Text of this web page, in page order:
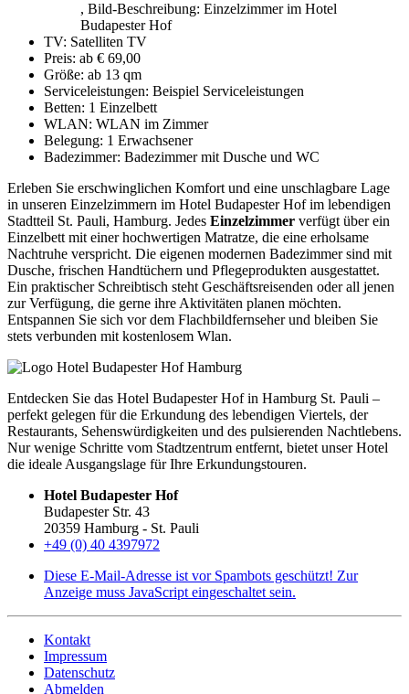
, Bild-Beschreibung: Einzelzimmer im Hotel
Budapester Hof
TV: Satelliten TV
Preis: ab € 69,00
Größe: ab 13 qm
Serviceleistungen: Beispiel Serviceleistungen
Betten: 1 Einzelbett
WLAN: WLAN im Zimmer
Belegung: 1 Erwachsener
Badezimmer: Badezimmer mit Dusche und WC
Erleben Sie erschwinglichen Komfort und eine unschlagbare Lage
in unseren Einzelzimmern im Hotel Budapester Hof im lebendigen
Stadtteil St. Pauli, Hamburg. Jedes Einzelzimmer verfügt über ein
Einzelbett mit einer hochwertigen Matratze, die eine erholsame
Nachtruhe verspricht. Die eigenen modernen Badezimmer sind mit
Dusche, frischen Handtüchern und Pflegeprodukten ausgestattet.
Ein praktischer Schreibtisch steht Geschäftsreisenden oder all jenen
zur Verfügung, die gerne ihre Aktivitäten planen möchten.
Entspannen Sie sich vor dem Flachbildfernseher und bleiben Sie
stets verbunden mit kostenlosem Wlan.
Entdecken Sie das Hotel Budapester Hof in Hamburg St. Pauli –
perfekt gelegen für die Erkundung des lebendigen Viertels, der
Restaurants, Sehenswürdigkeiten und des pulsierenden Nachtlebens.
Nur wenige Schritte vom Stadtzentrum entfernt, bietet unser Hotel
die ideale Ausgangslage für Ihre Erkundungstouren.
Hotel Budapester Hof
Budapester Str. 43
20359 Hamburg - St. Pauli
+49 (0) 40 4397972
Diese E-Mail-Adresse ist vor Spambots geschützt! Zur
Anzeige muss JavaScript eingeschaltet sein.
Kontakt
Impressum
Datenschutz
Abmelden